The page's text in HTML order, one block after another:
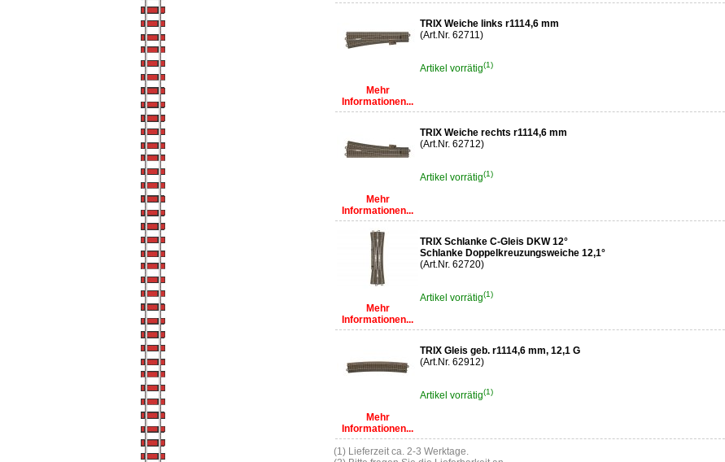
Mehr
Informationen...
TRIX Weiche links r1114,6 mm
(Art.Nr. 62711)
Artikel vorrätig(1)
Mehr
Informationen...
TRIX Weiche rechts r1114,6 mm
(Art.Nr. 62712)
Artikel vorrätig(1)
Mehr
Informationen...
TRIX Schlanke C-Gleis DKW 12°
Schlanke Doppelkreuzungsweiche 12,1°
(Art.Nr. 62720)
Artikel vorrätig(1)
Mehr
Informationen...
TRIX Gleis geb. r1114,6 mm, 12,1 G
(Art.Nr. 62912)
Artikel vorrätig(1)
(1) Lieferzeit ca. 2-3 Werktage.